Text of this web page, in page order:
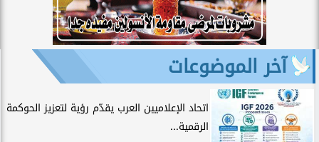
آخر الموضوعات
اتحاد الإعلاميين العرب يقدّم رؤية لتعزيز الحوكمة
الرقمية...